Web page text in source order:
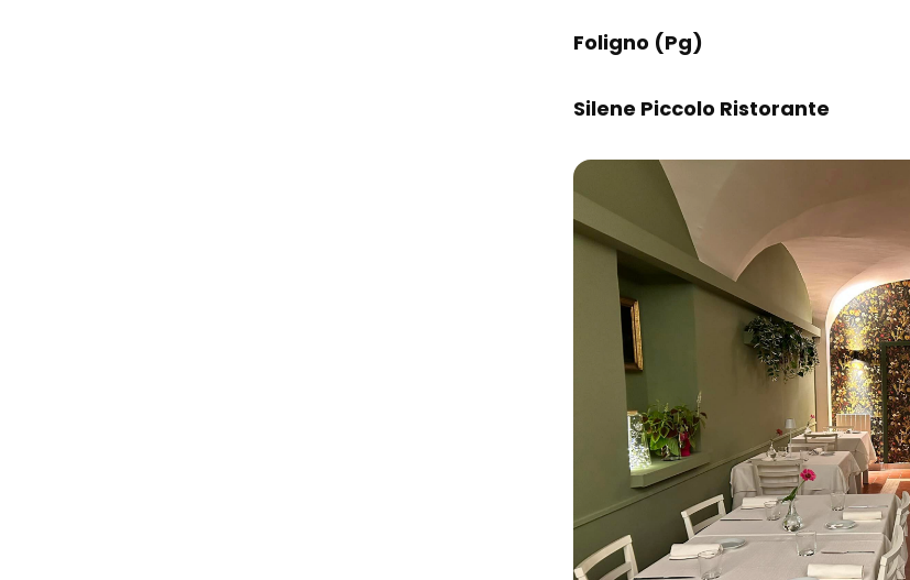
Foligno (Pg)
Silene Piccolo Ristorante